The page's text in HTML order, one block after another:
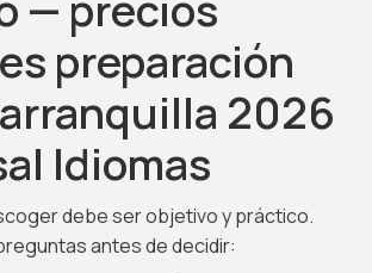
preparación
2026
Idiomas
debe ser objetivo y práctico.
antes de decidir: